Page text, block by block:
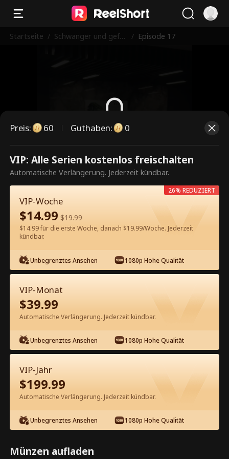
Startseite / Schwanger und gefe
/ Episode 17
Dies ist eine kostenpflichtige
Episode. Bitte entsperren, um
weiterzusehen.
60Jetzt entsperren
Kostenlos in der App ansehen
Episode 17 - Schwanger und gefeuert
Kompletter Film
1-30
17 18 20 21
Preis: 60 Guthaben: 0
VIP: Alle Serien kostenlos freischalten
Automatische Verlängerung. Jederzeit kündbar.
VIP-Woche
$14.99 $19.99
$14.99 für die erste Woche, danach $19.99/Woche. Jederzeit
kündbar.
Unbegrenztes Ansehen 1080p Hohe Qualität
26% REDUZIERT
VIP-Monat
$39.99
Automatische Verlängerung. Jederzeit kündbar.
Unbegrenztes Ansehen 1080p Hohe Qualität
VIP-Jahr
$199.99
Automatische Verlängerung. Jederzeit kündbar.
Unbegrenztes Ansehen 1080p Hohe Qualität
Münzen aufladen